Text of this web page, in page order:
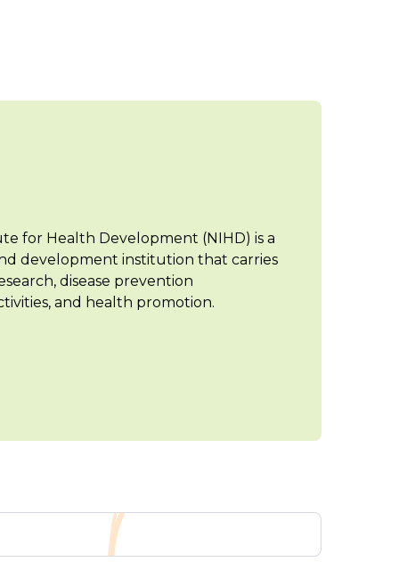
for Health Development (NIHD) is a
development institution that carries
disease prevention
and health promotion.